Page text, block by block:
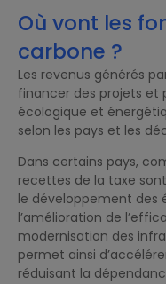
Où vont les
carbone ?
Les revenus générés
financer des projets et
écologique et
selon les pays et les
Dans certains pays,
recettes de la taxe
le développement des
l’amélioration de
modernisation des
permet ainsi
réduisant la